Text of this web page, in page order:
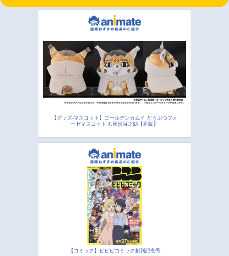
【グッズ-マスコット】ゴールデンカムイ どうぶつフォ
ーゼマスコット 4.尾形百之助【再販】
【コミック】ビビビコミック創刊記念号